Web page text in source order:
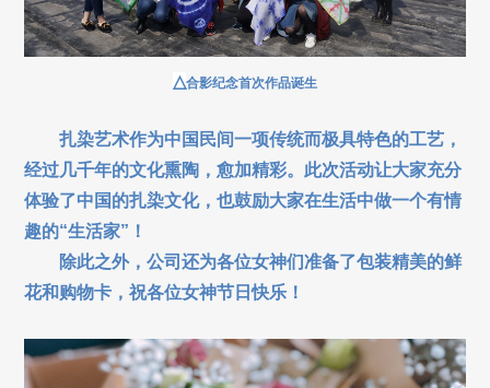
△合影纪念首次作品诞生
扎染艺术作为中国民间一项传统而极具特色的工艺，
经过几千年的文化熏陶，愈加精彩。此次活动让大家充分
体验了中国的扎染文化，也鼓励大家在生活中做一个有情
趣的“生活家”！
除此之外，公司还为各位女神们准备了包装精美的鲜
花和购物卡，祝各位女神节日快乐！